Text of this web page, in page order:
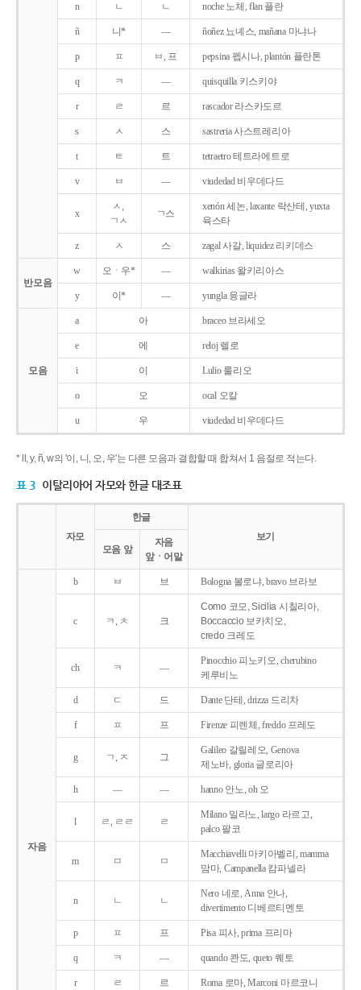
n ㄴ ㄴ noche 노체, flan 플란
ñ 니* ― ñoñez 뇨녜스, mañana 마냐나
p ㅍ ㅂ, 프 pepsina 펩시나, plantón 플란톤
q ㅋ ― quisquilla 키스키야
r ㄹ 르 rascador 라스카도르
s ㅅ 스 sastreria 사스트레리아
t ㅌ 트 tetraetro 테트라에트로
v ㅂ ― viudedad 비우데다드
x
ㅅ,
ㄱㅅ
ㄱ스
xenón 세논, laxante 락산테, yuxta
육스타
z ㅅ 스 zagal 사갈, liquidez 리키데스
반모음
w 오ㆍ우* ― walkirias 왈키리아스
y 이* ― yungla 융글라
모음
a 아 braceo 브라세오
e 에 reloj 렐로
i 이 Lulio 룰리오
o 오 ocal 오칼
u 우 viudedad 비우데다드
* ll, y, ñ, w의 '이, 니, 오, 우'는 다른 모음과 결합할 때 합쳐서 1 음절로 적는다.
표 3 이탈리아어 자모와 한글 대조표
자모
한글
보기
모음 앞
자음
앞ㆍ어말
자음
b ㅂ 브 Bologna 볼로냐, bravo 브라보
c ㅋ, ㅊ 크
Como 코모, Sicilia 시칠리아,
Boccaccio 보카치오,
credo 크레도
ch ㅋ ―
Pinocchio 피노키오, cherubino
케루비노
d ㄷ 드 Dante 단테, drizza 드리차
f ㅍ 프 Firenze 피렌체, freddo 프레도
g ㄱ, ㅈ 그
Galileo 갈릴레오, Genova
제노바, gloria 글로리아
h ― ― hanno 안노, oh 오
l ㄹ, ㄹㄹ ㄹ
Milano 밀라노, largo 라르고,
palco 팔코
m ㅁ ㅁ
Macchiavelli 마키아벨리, mamma
맘마, Campanella 캄파넬라
n ㄴ ㄴ
Nero 네로, Anna 안나,
divertimento 디베르티멘토
p ㅍ 프 Pisa 피사, prima 프리마
q ㅋ ― quando 콴도, queto 퀘토
r ㄹ 르 Roma 로마, Marconi 마르코니